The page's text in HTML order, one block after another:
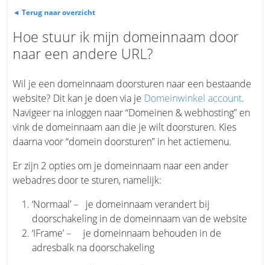
◄ Terug naar overzicht
Hoe stuur ik mijn domeinnaam door
naar een andere URL?
Wil je een domeinnaam doorsturen naar een bestaande
website? Dit kan je doen via je Domeinwinkel account.
Navigeer na inloggen naar “Domeinen & webhosting” en
vink de domeinnaam aan die je wilt doorsturen. Kies
daarna voor “domein doorsturen” in het actiemenu.
Er zijn 2 opties om je domeinnaam naar een ander
webadres door te sturen, namelijk:
‘Normaal’ – je domeinnaam verandert bij
doorschakeling in de domeinnaam van de website
‘IFrame’ – je domeinnaam behouden in de
adresbalk na doorschakeling